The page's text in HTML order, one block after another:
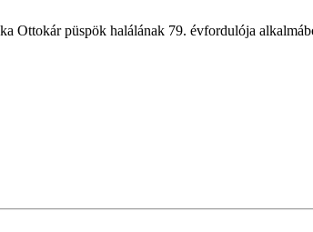
Ottokár püspök halálának 79. évfordulója